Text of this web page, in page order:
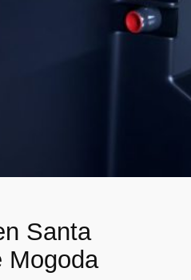
Santa
Mogoda